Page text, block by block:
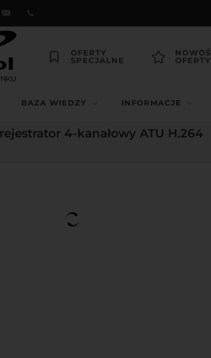
OFERTY
SPECJALNE
OFERTY
BAZA WIEDZY INFORMACJE
4-kanałowy ATU H.264